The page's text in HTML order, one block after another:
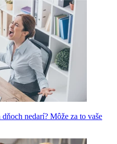
nedarí? Môže za to vaše